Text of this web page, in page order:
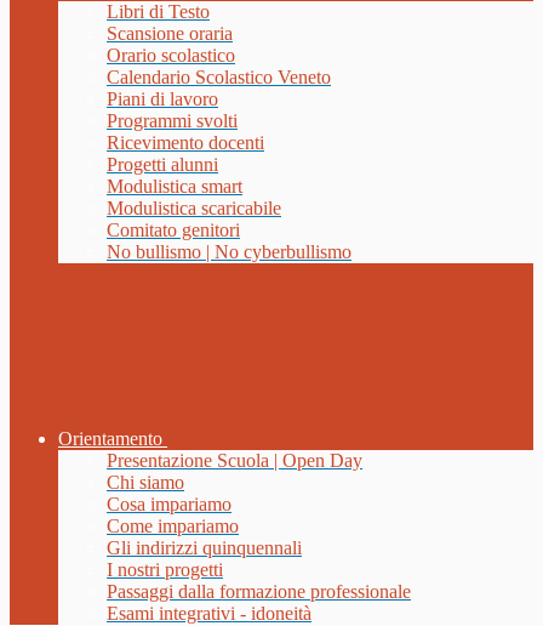
Libri di Testo
Scansione oraria
Orario scolastico
Calendario Scolastico Veneto
Piani di lavoro
Programmi svolti
Ricevimento docenti
Progetti alunni
Modulistica smart
Modulistica scaricabile
Comitato genitori
No bullismo | No cyberbullismo
Orientamento
Presentazione Scuola | Open Day
Chi siamo
Cosa impariamo
Come impariamo
Gli indirizzi quinquennali
I nostri progetti
Passaggi dalla formazione professionale
Esami integrativi - idoneità